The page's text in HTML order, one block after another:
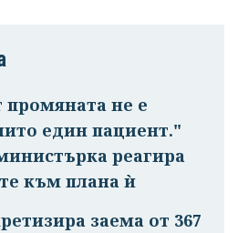
промяната не е
един пациент."
реагира
към плана ѝ
заема от 367